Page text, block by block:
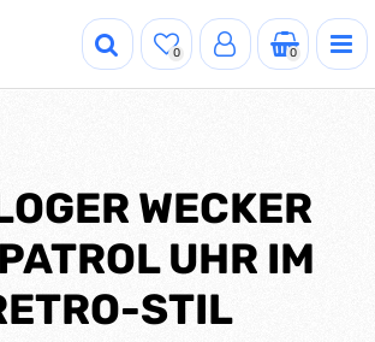
0 0
WECKER
UHR IM
STIL